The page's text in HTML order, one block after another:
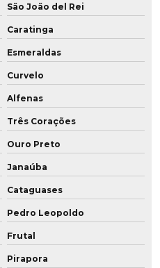
São João del Rei
Caratinga
Esmeraldas
Curvelo
Alfenas
Três Corações
Ouro Preto
Janaúba
Cataguases
Pedro Leopoldo
Frutal
Pirapora